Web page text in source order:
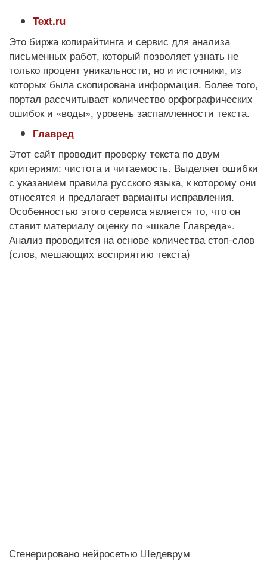
Text.ru
Это биржа копирайтинга и сервис для анализа
письменных работ, который позволяет узнать не
только процент уникальности, но и источники, из
которых была скопирована информация. Более того,
портал рассчитывает количество орфографических
ошибок и «воды», уровень заспамленности текста.
Главред
Этот сайт проводит проверку текста по двум
критериям: чистота и читаемость. Выделяет ошибки
с указанием правила русского языка, к которому они
относятся и предлагает варианты исправления.
Особенностью этого сервиса является то, что он
ставит материалу оценку по «шкале Главреда».
Анализ проводится на основе количества стоп-слов
(слов, мешающих восприятию текста)
Сгенерировано нейросетью Шедеврум